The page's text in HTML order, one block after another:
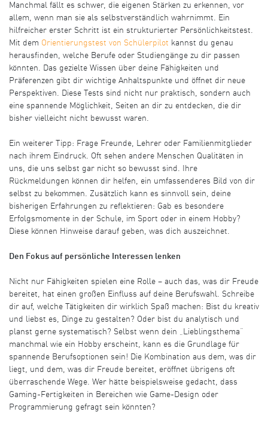
Manchmal fällt es schwer, die eigenen Stärken zu erkennen, vor
allem, wenn man sie als selbstverständlich wahrnimmt. Ein
hilfreicher erster Schritt ist ein strukturierter Persönlichkeitstest.
Mit dem Orientierungstest von Schülerpilot kannst du genau
herausfinden, welche Berufe oder Studiengänge zu dir passen
könnten. Das gezielte Wissen über deine Fähigkeiten und
Präferenzen gibt dir wichtige Anhaltspunkte und öffnet dir neue
Perspektiven. Diese Tests sind nicht nur praktisch, sondern auch
eine spannende Möglichkeit, Seiten an dir zu entdecken, die dir
bisher vielleicht nicht bewusst waren.
Ein weiterer Tipp: Frage Freunde, Lehrer oder Familienmitglieder
nach ihrem Eindruck. Oft sehen andere Menschen Qualitäten in
uns, die uns selbst gar nicht so bewusst sind. Ihre
Rückmeldungen können dir helfen, ein umfassenderes Bild von dir
selbst zu bekommen. Zusätzlich kann es sinnvoll sein, deine
bisherigen Erfahrungen zu reflektieren: Gab es besondere
Erfolgsmomente in der Schule, im Sport oder in einem Hobby?
Diese können Hinweise darauf geben, was dich auszeichnet.
Den Fokus auf persönliche Interessen lenken
Nicht nur Fähigkeiten spielen eine Rolle – auch das, was dir Freude
bereitet, hat einen großen Einfluss auf deine Berufswahl. Schreibe
dir auf, welche Tätigkeiten dir wirklich Spaß machen: Bist du kreativ
und liebst es, Dinge zu gestalten? Oder bist du analytisch und
planst gerne systematisch? Selbst wenn dein „Lieblingsthema“
manchmal wie ein Hobby erscheint, kann es die Grundlage für
spannende Berufsoptionen sein! Die Kombination aus dem, was dir
liegt, und dem, was dir Freude bereitet, eröffnet übrigens oft
überraschende Wege. Wer hätte beispielsweise gedacht, dass
Gaming-Fertigkeiten in Bereichen wie Game-Design oder
Programmierung gefragt sein könnten?